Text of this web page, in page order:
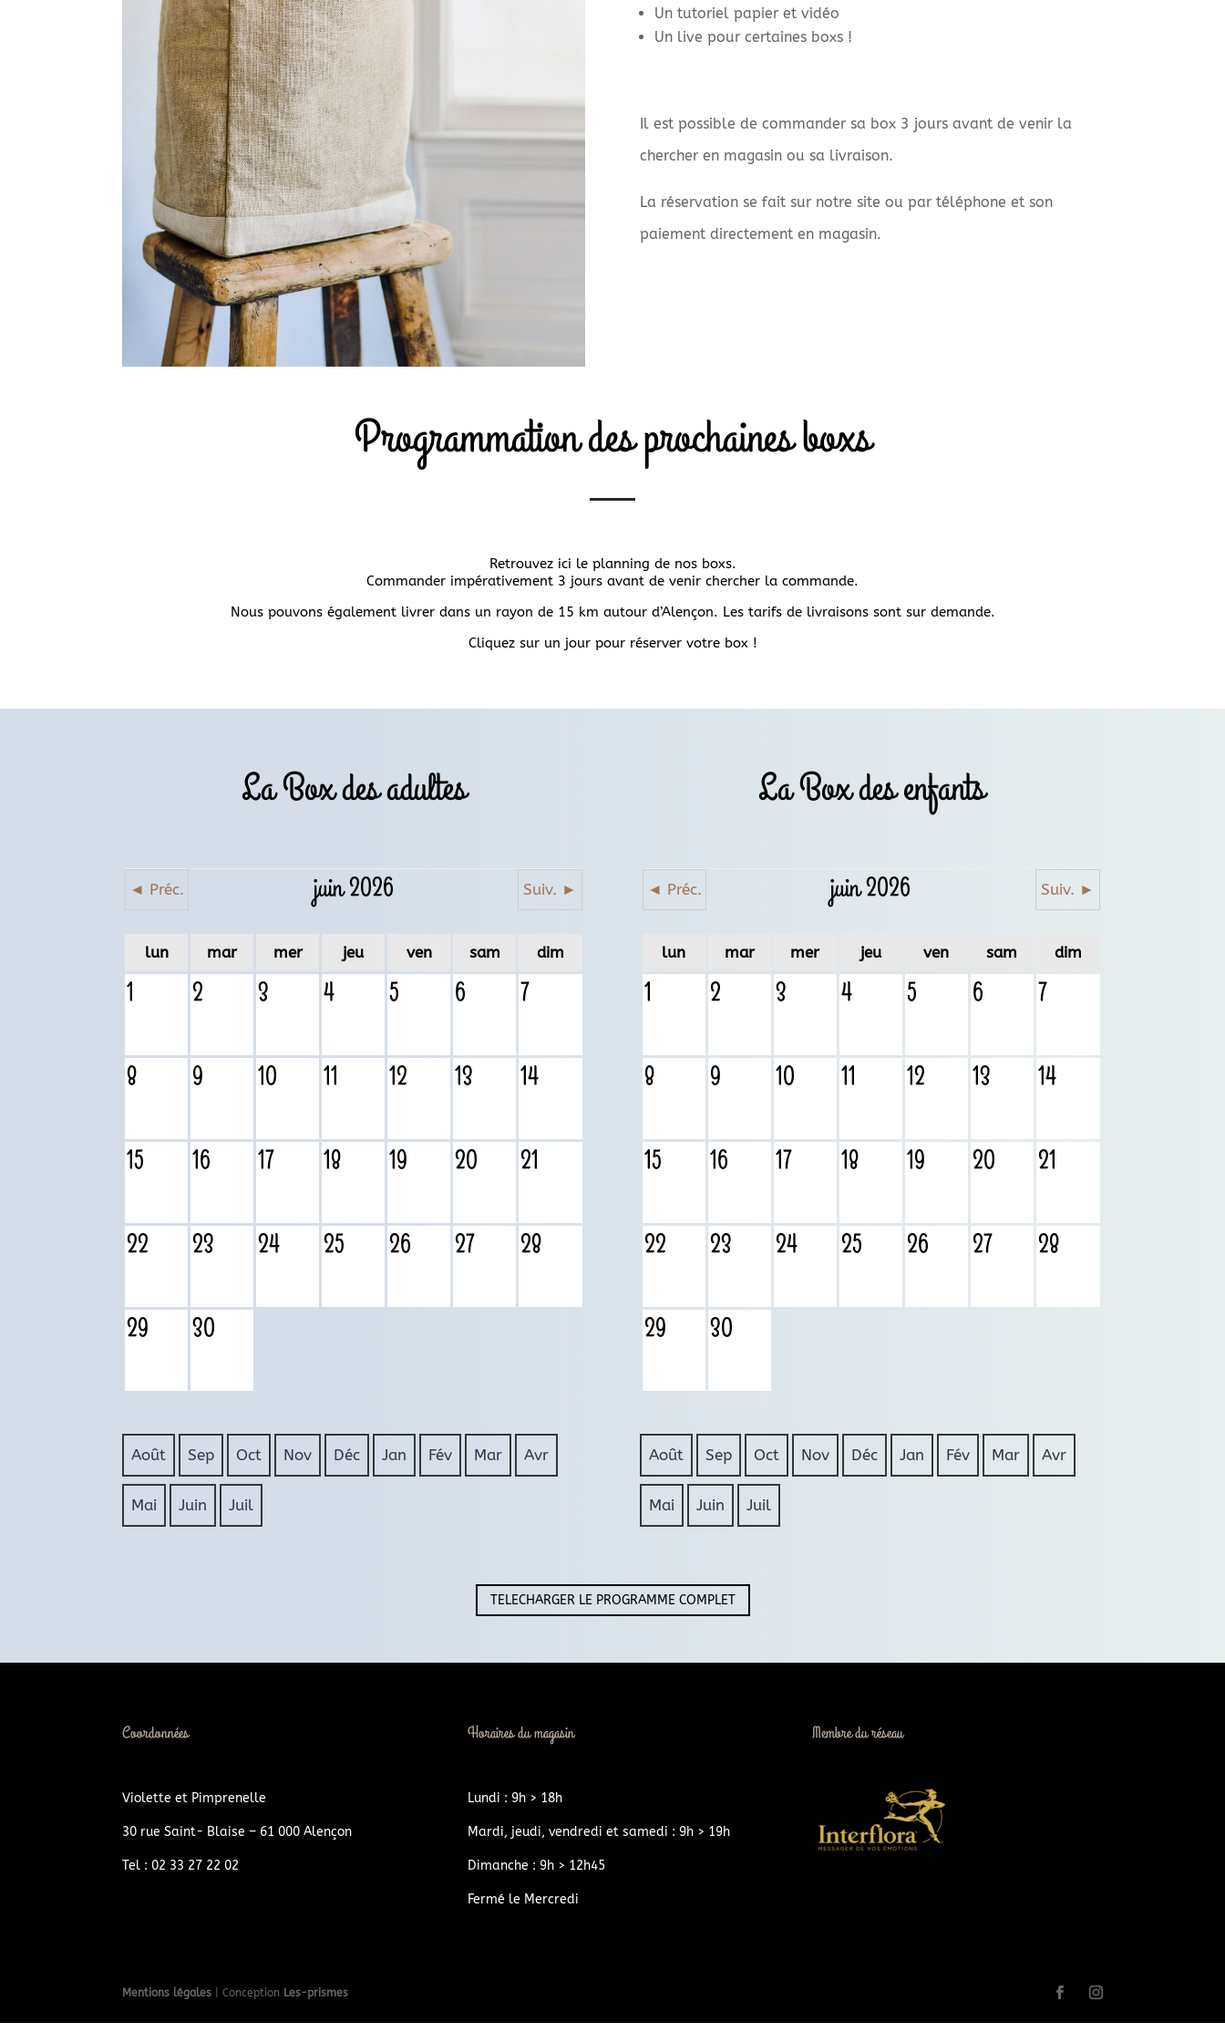
Un tutoriel papier et vidéo
Un live pour certaines boxs !
Il est possible de commander sa box 3 jours avant de venir la
chercher en magasin ou sa livraison.
La réservation se fait sur notre site ou par téléphone et son
paiement directement en magasin.
Programmation des prochaines boxs
Retrouvez ici le planning de nos boxs.
Commander impérativement 3 jours avant de venir chercher la commande.
Nous pouvons également livrer dans un rayon de 15 km autour d’Alençon. Les tarifs de livraisons sont sur demande.
Cliquez sur un jour pour réserver votre box !
La Box des adultes La Box des enfants
◄ Préc. juin 2026 Suiv. ►
lun mar mer jeu ven sam dim
1 2 3 4 5 6 7
8 9 10 11 12 13 14
15 16 17 18 19 20 21
22 23 24 25 26 27 28
29 30
Août Sep Oct Nov Déc Jan Fév Mar Avr
Mai Juin Juil
◄ Préc. juin 2026 Suiv. ►
lun mar mer jeu ven sam dim
1 2 3 4 5 6 7
8 9 10 11 12 13 14
15 16 17 18 19 20 21
22 23 24 25 26 27 28
29 30
Août Sep Oct Nov Déc Jan Fév Mar Avr
Mai Juin Juil
TELECHARGER LE PROGRAMME COMPLET
Coordonnées
Violette et Pimprenelle
30 rue Saint- Blaise – 61 000 Alençon
Tel : 02 33 27 22 02
Horaires du magasin
Lundi : 9h > 18h
Mardi, jeudi, vendredi et samedi : 9h > 19h
Dimanche : 9h > 12h45
Fermé le Mercredi
Membre du réseau
Mentions légales | Conception Les-prismes